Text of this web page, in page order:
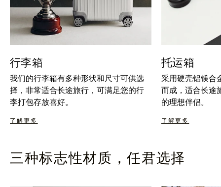
行李箱
我们的行李箱有多种形状和尺寸可供选
择，非常适合长途旅行，可满足您的行
李打包存放喜好。
了解更多
托运箱
采用硬壳铝镁合
而成，适合长途
的理想伴侣。
了解更多
三种标志性材质，任君选择